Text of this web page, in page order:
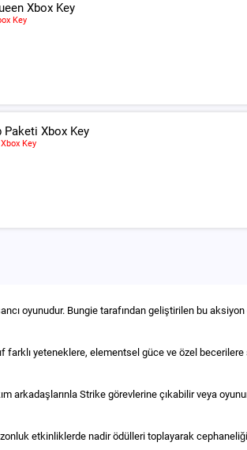
Xbox Key
Key
Paketi Xbox Key
Key
oyunudur. Bungie tarafından geliştirilen bu
farklı yeteneklere, elementsel güce ve özel
arkadaşlarınla Strike görevlerine çıkabilir veya
etkinliklerde nadir ödülleri toplayarak